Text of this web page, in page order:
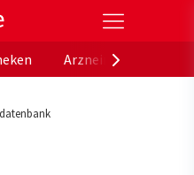
Gesundheitsportal der